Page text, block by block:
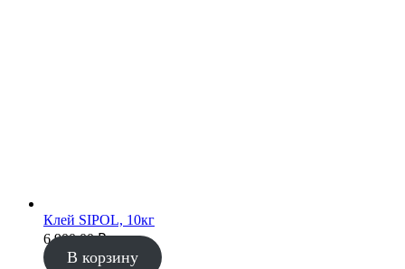
Клей SIPOL, 10кг
6 900.00₽
В корзину